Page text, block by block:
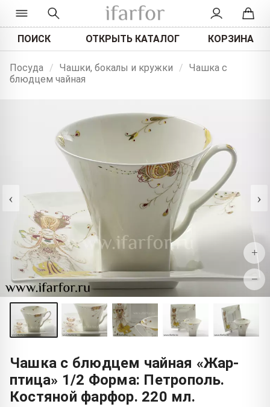
ПОИСК ОТКРЫТЬ КАТАЛОГ КОРЗИНА
Посуда / Чашки, бокалы и кружки / Чашка с
блюдцем чайная
‹ ›
+
−
Чашка с блюдцем чайная «Жар-
птица» 1/2 Форма: Петрополь.
Костяной фарфор. 220 мл.